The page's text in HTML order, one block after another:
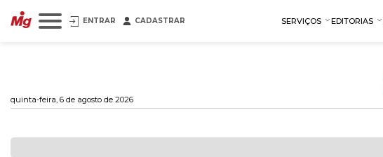
ENTRAR CADASTRAR SERVIÇOS EDITORIAS
quinta-feira, 6 de agosto de 2026